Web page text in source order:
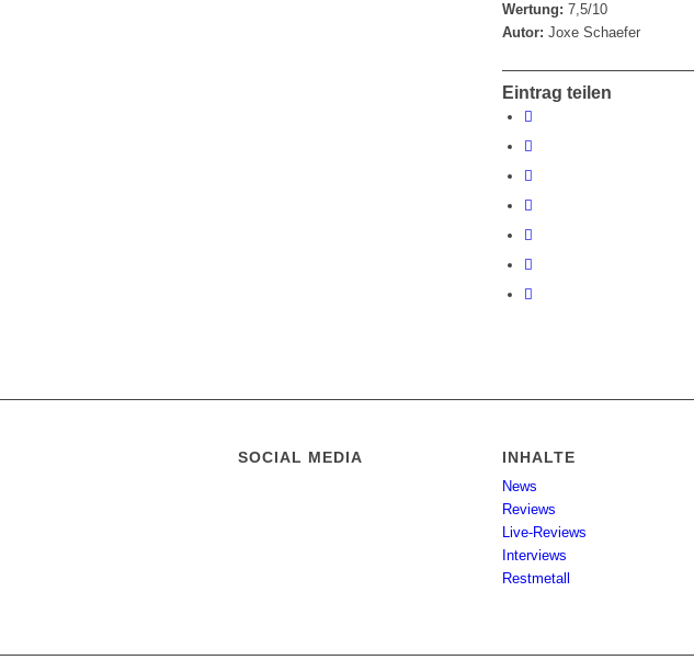
Wertung: 7,5/10
Autor: Joxe Schaefer
Eintrag teilen
SOCIAL MEDIA INHALTE
News
Reviews
Live-Reviews
Interviews
Restmetall